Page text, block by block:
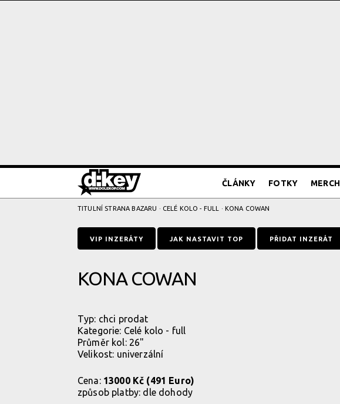
ČLÁNKY FOTKY MERCH
TITULNÍ STRANA BAZARU · CELÉ KOLO - FULL · KONA COWAN
VIP INZERÁTY JAK NASTAVIT TOP PŘIDAT INZERÁT
KONA COWAN
Typ: chci prodat
Kategorie: Celé kolo - full
Průměr kol: 26"
Velikost: univerzální
Cena: 13000 Kč (491 Euro)
způsob platby: dle dohody